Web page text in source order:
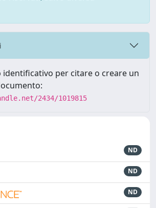
identificativo per citare o creare un
2434/1019815
ND
ND
ND